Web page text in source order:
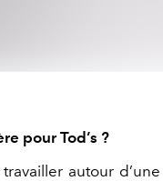
pour Tod’s ?
autour d’une